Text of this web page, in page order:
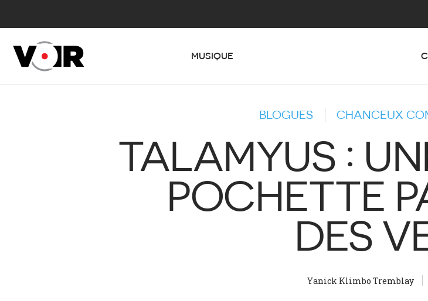
MUSIQUE
BLOGUES CHANCEUX
TALAMYUS :
POCHETTE
DES
Yanick Klimbo Tremblay